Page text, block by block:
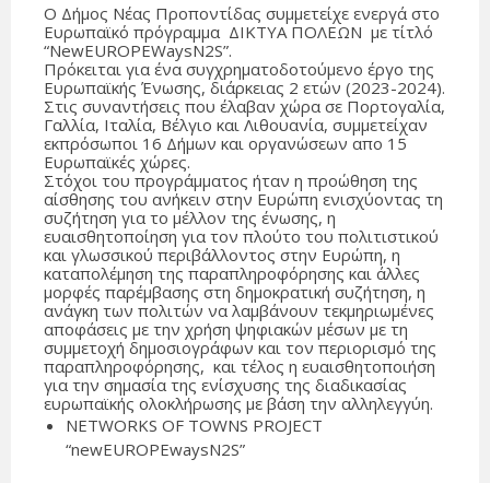
Ο Δήμος Νέας Προποντίδας συμμετείχε ενεργά στο
Ευρωπαϊκό πρόγραμμα ΔΙΚΤΥΑ ΠΟΛΕΩΝ με τίτλό
“ΝewEUROPEWaysN2S”.
Πρόκειται για ένα συγχρηματοδοτούμενο έργο της
Ευρωπαϊκής Ένωσης, διάρκειας 2 ετών (2023-2024).
Στις συναντήσεις που έλαβαν χώρα σε Πορτογαλία,
Γαλλία, Ιταλία, Βέλγιο και Λιθουανία, συμμετείχαν
εκπρόσωποι 16 Δήμων και οργανώσεων απο 15
Ευρωπαϊκές χώρες.
Στόχοι του προγράμματος ήταν η προώθηση της
αίσθησης του ανήκειν στην Ευρώπη ενισχύοντας τη
συζήτηση για το μέλλον της ένωσης, η
ευαισθητοποίηση για τον πλούτο του πολιτιστικού
και γλωσσικού περιβάλλοντος στην Ευρώπη, η
καταπολέμηση της παραπληροφόρησης και άλλες
μορφές παρέμβασης στη δημοκρατική συζήτηση, η
ανάγκη των πολιτών να λαμβάνουν τεκμηριωμένες
αποφάσεις με την χρήση ψηφιακών μέσων με τη
συμμετοχή δημοσιογράφων και τον περιορισμό της
παραπληροφόρησης, και τέλος η ευαισθητοποιήση
για την σημασία της ενίσχυσης της διαδικασίας
ευρωπαϊκής ολοκλήρωσης με βάση την αλληλεγγύη.
NETWORKS OF TOWNS PROJECT
“newEUROPEwaysN2S”